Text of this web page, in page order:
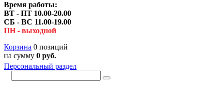
Время работы:
ВТ - ПТ 10.00-20.00
СБ - ВС 11.00-19.00
ПН - выходной
Корзина 0 позиций
на сумму 0 руб.
Персональный раздел